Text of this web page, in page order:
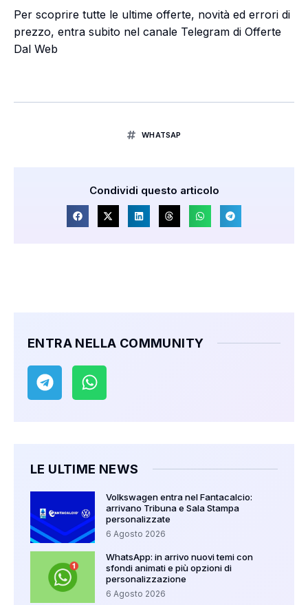
Per scoprire tutte le ultime offerte, novità ed errori di
prezzo, entra subito nel canale Telegram di Offerte
Dal Web
WHATSAP
Condividi questo articolo
ENTRA NELLA COMMUNITY
LE ULTIME NEWS
Volkswagen entra nel Fantacalcio:
arrivano Tribuna e Sala Stampa
personalizzate
6 Agosto 2026
WhatsApp: in arrivo nuovi temi con
sfondi animati e più opzioni di
personalizzazione
6 Agosto 2026